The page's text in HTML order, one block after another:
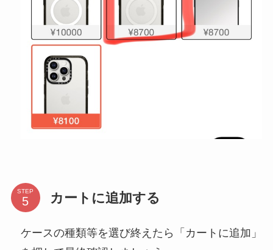
STEP カートに追加する
ケースの種類等を選び終えたら「カートに追加」